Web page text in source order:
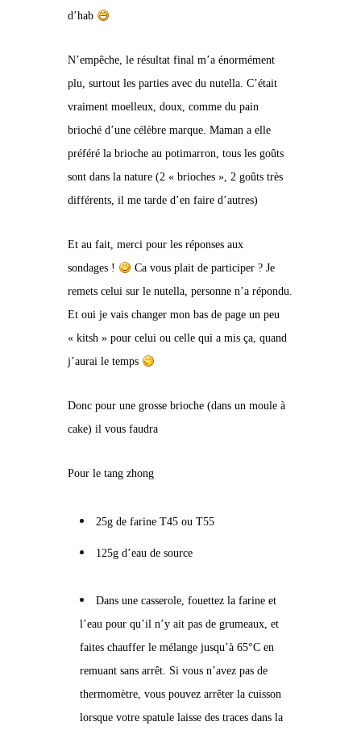
d’hab
N’empêche, le résultat final m’a énormément
plu, surtout les parties avec du nutella. C’était
vraiment moelleux, doux, comme du pain
brioché d’une célèbre marque. Maman a elle
préféré la brioche au potimarron, tous les goûts
sont dans la nature (2 « brioches », 2 goûts très
différents, il me tarde d’en faire d’autres)
Et au fait, merci pour les réponses aux
sondages !
Ca vous plait de participer ? Je
remets celui sur le nutella, personne n’a répondu.
Et oui je vais changer mon bas de page un peu
« kitsh » pour celui ou celle qui a mis ça, quand
j’aurai le temps
Donc pour une grosse brioche (dans un moule à
cake) il vous faudra
Pour le tang zhong
25g de farine T45 ou T55
125g d’eau de source
Dans une casserole, fouettez la farine et
l’eau pour qu’il n’y ait pas de grumeaux, et
faites chauffer le mélange jusqu’à 65°C en
remuant sans arrêt. Si vous n’avez pas de
thermomètre, vous pouvez arrêter la cuisson
lorsque votre spatule laisse des traces dans la